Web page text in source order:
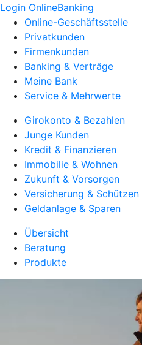
Login OnlineBanking
Online-Geschäftsstelle
Privatkunden
Firmenkunden
Banking & Verträge
Meine Bank
Service & Mehrwerte
Girokonto & Bezahlen
Junge Kunden
Kredit & Finanzieren
Immobilie & Wohnen
Zukunft & Vorsorgen
Versicherung & Schützen
Geldanlage & Sparen
Übersicht
Beratung
Produkte